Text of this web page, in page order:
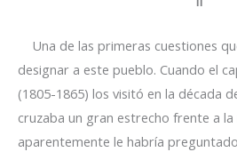
Una de las primeras cuestiones
designar a este pueblo. Cuando el
(1805-1865) los visitó en la década
cruzaba un gran estrecho frente a la
aparentemente le habría